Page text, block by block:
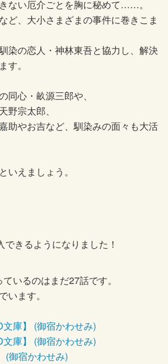
ない厄介ごとを胸に秘めて……。
ど、大小さまざまの事件に巻きこま
染の恋人・神林東吾と協力し、解決
す。
同心・畝源三郎や、
野宗太郎、
助やお吉など、馴染みの面々も大活
いえましょう。
きるようになりました！
いるのはまだ27話です。
います。
庫】 (御宿かわせみ)
庫】 (御宿かわせみ)
(御宿かわせみ)